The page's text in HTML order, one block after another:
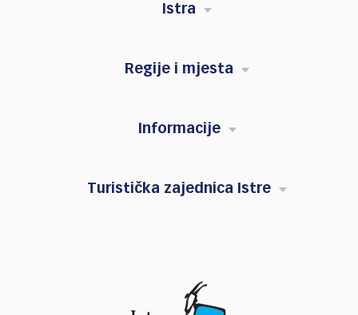
Istra
Regije i mjesta
Informacije
Turistička zajednica Istre